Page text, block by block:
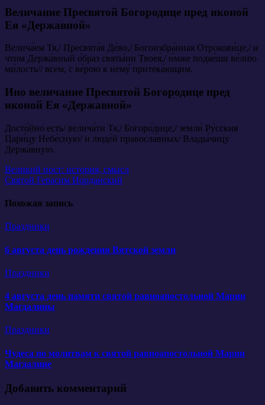
Величание Пресвятой Богородице пред иконой
Ея «Державной»
Велича́ем Тя,/ Пресвята́я Де́во,/ Богоизбра́нная Отрокови́це,/ и
чтим Держа́вный о́браз святы́ни Твоея́,/ и́мже подае́ши ве́лию
ми́лость// всем, с ве́рою к нему́ притека́ющим.
Ино величание Пресвятой Богородице пред
иконой Ея «Державной»
Досто́йно есть/ велича́ти Тя,/ Богоро́дице,/ земли́ Ру́сския
Цари́цу Небе́сную/ и люде́й правосла́вных/ Влады́чицу
Держа́вную.
Навигация
по
записям
Великий пост: история, смысл
Святой Герасим Иорданский
Похожая запись
Праздники
6 августа день рождения Вятской земли
Праздники
4 августа день памяти святой равноапостольной Марии
Магдалины
Праздники
Чудеса по молитвам к святой равноапостольной Марии
Магдалине
Добавить комментарий